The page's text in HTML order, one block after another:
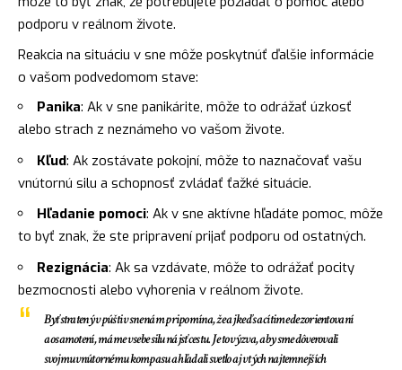
podporu v reálnom živote.
Reakcia na situáciu v sne môže poskytnúť ďalšie informácie
o vašom podvedomom stave:
Panika: Ak v sne panikárite, môže to odrážať úzkosť
alebo strach z neznámeho vo vašom živote.
Kľud: Ak zostávate pokojní, môže to naznačovať vašu
vnútornú silu a schopnosť zvládať ťažké situácie.
Hľadanie pomoci: Ak v sne aktívne hľadáte pomoc, môže
to byť znak, že ste pripravení prijať podporu od ostatných.
Rezignácia: Ak sa vzdávate, môže to odrážať pocity
bezmocnosti alebo vyhorenia v reálnom živote.
Byť stratený v púšti v sne nám pripomína, že aj keď sa cítime dezorientovaní
a osamotení, máme v sebe silu nájsť cestu. Je to výzva, aby sme dôverovali
svojmu vnútornému kompasu a hľadalisvetloaj v tých najtemnejších